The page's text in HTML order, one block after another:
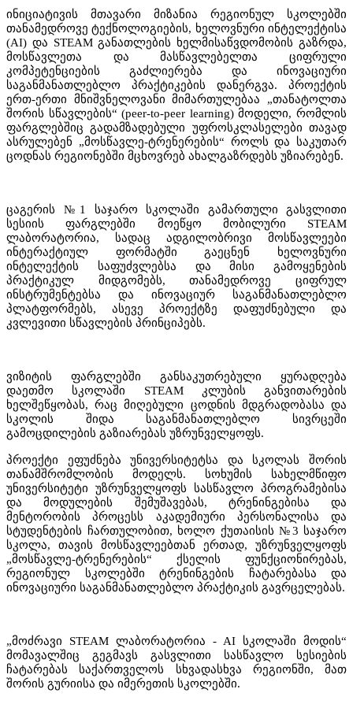
ინიციატივის მთავარი მიზანია რეგიონულ სკოლებში
თანამედროვე ტექნოლოგიების, ხელოვნური ინტელექტისა
(AI) და STEAM განათლების ხელმისაწვდომობის გაზრდა,
მოსწავლეთა და მასწავლებელთა ციფრული
კომპეტენციების გაძლიერება და ინოვაციური
საგანმანათლებლო პრაქტიკების დანერგვა. პროექტის
ერთ-ერთი მნიშვნელოვანი მიმართულებაა „თანატოლთა
შორის სწავლების“ (peer-to-peer learning) მოდელი, რომლის
ფარგლებშიც გადამზადებული უფროსკლასელები თავად
ასრულებენ „მოსწავლე-ტრენერების“ როლს და საკუთარ
ცოდნას რეგიონებში მცხოვრებ ახალგაზრდებს უზიარებენ.
ცაგერის №1 საჯარო სკოლაში გამართული გასვლითი
სესიის ფარგლებში მოეწყო მობილური STEAM
ლაბორატორია, სადაც ადგილობრივი მოსწავლეები
ინტერაქტიულ ფორმატში გაეცნენ ხელოვნური
ინტელექტის საფუძვლებსა და მისი გამოყენების
პრაქტიკულ მიდგომებს, თანამედროვე ციფრულ
ინსტრუმენტებსა და ინოვაციურ საგანმანათლებლო
პლატფორმებს, ასევე პროექტზე დაფუძნებული და
კვლევითი სწავლების პრინციპებს.
ვიზიტის ფარგლებში განსაკუთრებული ყურადღება
დაეთმო სკოლაში STEAM კლუბის განვითარების
ხელშეწყობას, რაც მიღებული ცოდნის მდგრადობასა და
სკოლის შიდა საგანმანათლებლო სივრცეში
გამოცდილების გაზიარებას უზრუნველყოფს.
პროექტი ეფუძნება უნივერსიტეტსა და სკოლას შორის
თანამშრომლობის მოდელს. სოხუმის სახელმწიფო
უნივერსიტეტი უზრუნველყოფს სასწავლო პროგრამებისა
და მოდულების შემუშავებას, ტრენინგებისა და
მენტორობის პროცესს აკადემიური პერსონალისა და
სტუდენტების ჩართულობით, ხოლო ქუთაისის №3 საჯარო
სკოლა, თავის მოსწავლეებთან ერთად, უზრუნველყოფს
„მოსწავლე-ტრენერების“ ქსელის ფუნქციონირებას,
რეგიონულ სკოლებში ტრენინგების ჩატარებასა და
ინოვაციური საგანმანათლებლო პრაქტიკის გავრცელებას.
„მოძრავი STEAM ლაბორატორია - AI სკოლაში მოდის“
მომავალშიც გეგმავს გასვლითი სასწავლო სესიების
ჩატარებას საქართველოს სხვადასხვა რეგიონში, მათ
შორის გურიისა და იმერეთის სკოლებში.